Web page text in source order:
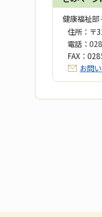
健康福祉部
住所： 〒
電話：
FAX：
お問